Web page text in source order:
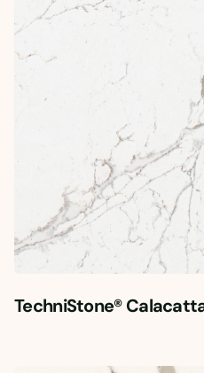
TechniStone®